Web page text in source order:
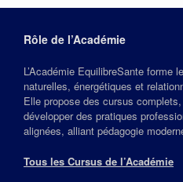
Rôle de l’Académie
L’Académie EquilibreSante forme
naturelles, énergétiques et
Elle propose des cursus
développer des pratiques
alignées, alliant pédagogie
Tous les Cursus de l’Académie